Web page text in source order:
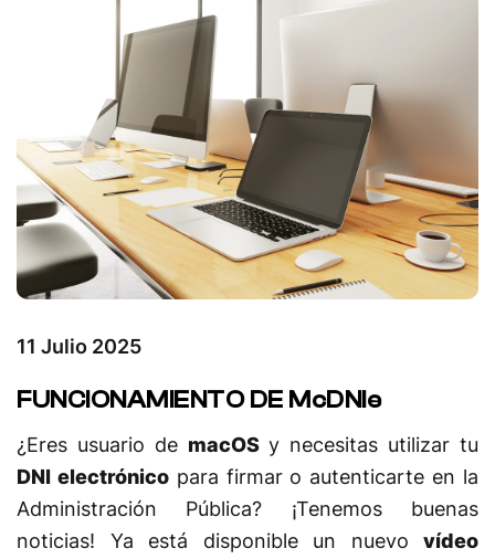
FUNCIONAMIENTO DE McDNIe
11 Julio 2025
¿Eres usuario de macOSy necesitas utilizar tu
DNI electrónicopara firmar o autenticarte en la
Administración Pública? ¡Tenemos buenas
noticias! Ya está disponible un nuevo vídeo